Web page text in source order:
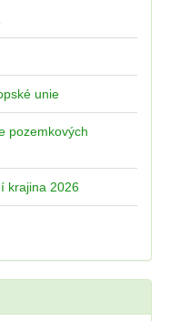
unie
pozemkových
krajina 2026